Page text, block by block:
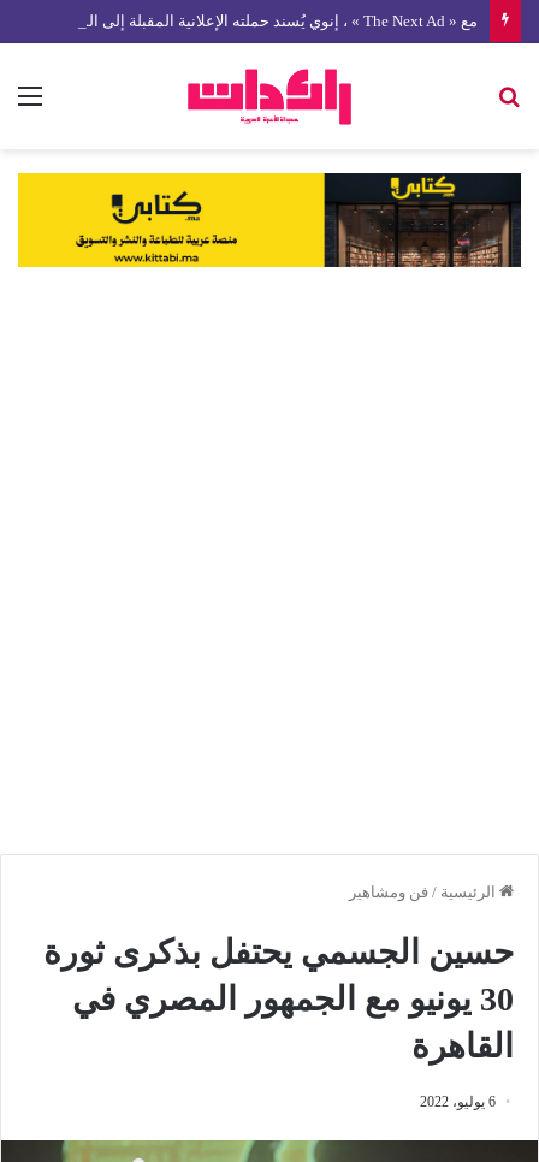
الرئيسية / فن ومشاهير
حسين الجسمي يحتفل بذكرى ثورة
30 يونيو مع الجمهور المصري في
القاهرة
6 يوليو، 2022